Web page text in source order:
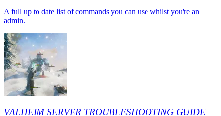
A full up to date list of commands you can use whilst you're an
admin.
VALHEIM SERVER TROUBLESHOOTING GUIDE